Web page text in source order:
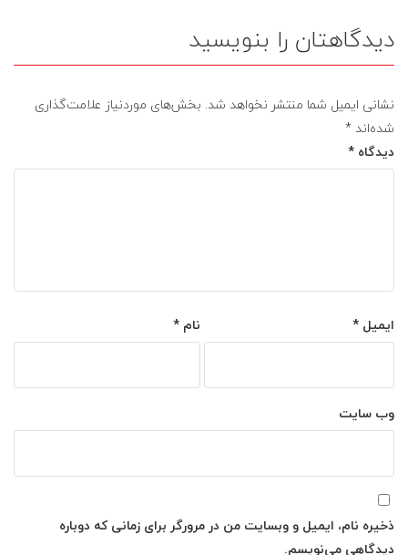
دیدگاهتان را بنویسید
نشانی ایمیل شما منتشر نخواهد شد. بخش‌های موردنیاز علامت‌گذاری
شده‌اند *
دیدگاه *
نام* ایمیل*
وب‌ سایت
ذخیره نام، ایمیل و وبسایت من در مرورگر برای زمانی که دوباره
دیدگاهی می‌نویسم.